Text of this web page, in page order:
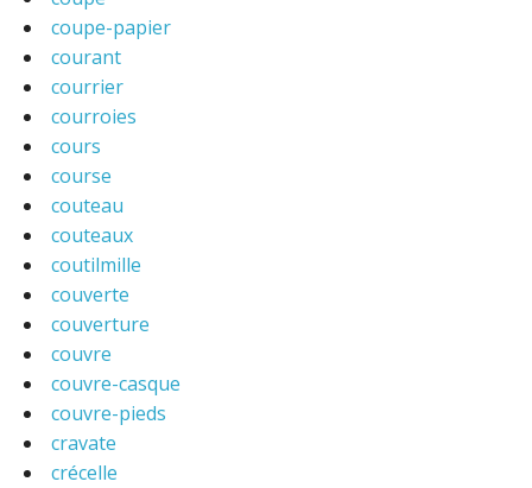
coupe-papier
courant
courrier
courroies
cours
course
couteau
couteaux
coutilmille
couverte
couverture
couvre
couvre-casque
couvre-pieds
cravate
crécelle